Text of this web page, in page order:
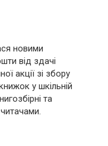
новими
від здачі
акції зі збору
у шкільній
та